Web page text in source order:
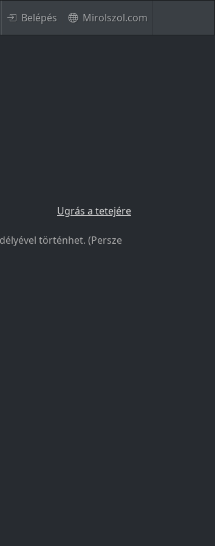
Belépés Mirolszol.com
Ugrás a tetejére
történhet. (Persze